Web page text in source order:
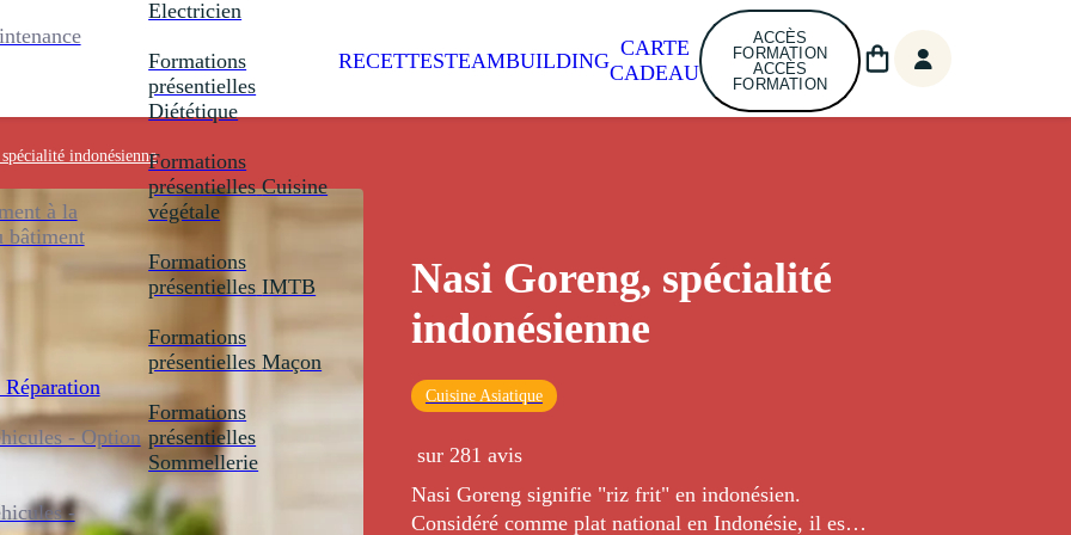
à la
bâtiment
- Option
-
Electricien
Formations
présentielles
Diététique
Formations
présentielles Cuisine
végétale
Formations
présentielles IMTB
Formations
présentielles Maçon
Formations
présentielles
Sommellerie
RECETTESTEAMBUILDING
CARTE
CADEAU
ACCÈS
FORMATION
ACCÈS
FORMATION
indonésienne
Nasi Goreng, spécialité
indonésienne
Cuisine Asiatique
sur 281 avis
Nasi Goreng signifie "riz frit" en indonésien.
Considéré comme plat national en Indonésie, il est